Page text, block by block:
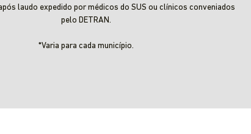
laudo expedido por médicos do SUS ou clínicos conveniados
pelo DETRAN.
*Varia para cada município.